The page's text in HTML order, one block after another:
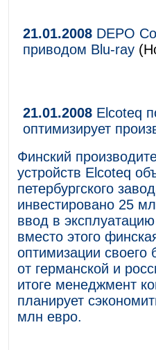
21.01.2008 DEPO
приводом Blu-ray
21.01.2008 Elcoteq
оптимизирует
Финский
устройств Elcoteq
петербургского
инвестировано 25
ввод в
вместо этого
оптимизации своего
от германской и
итоге менеджмент
планирует
млн евро.